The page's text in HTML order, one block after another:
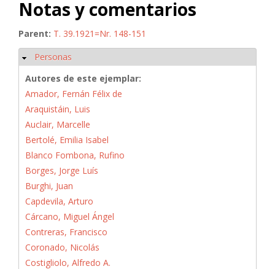
Notas y comentarios
Parent: T. 39.1921=Nr. 148-151
Ocultar
Personas
Autores de este ejemplar:
Amador, Fernán Félix de
Araquistáin, Luis
Auclair, Marcelle
Bertolé, Emilia Isabel
Blanco Fombona, Rufino
Borges, Jorge Luís
Burghi, Juan
Capdevila, Arturo
Cárcano, Miguel Ángel
Contreras, Francisco
Coronado, Nicolás
Costigliolo, Alfredo A.